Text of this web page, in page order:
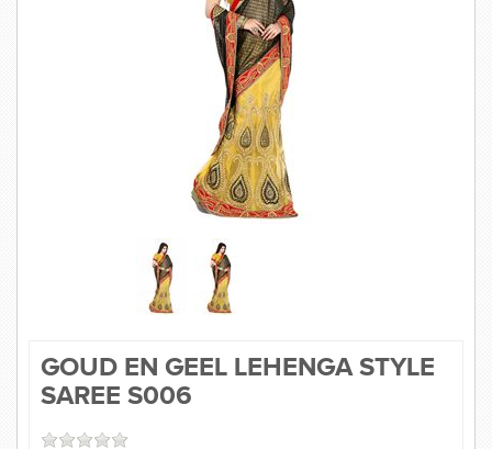
GOUD EN GEEL LEHENGA STYLE
SAREE S006